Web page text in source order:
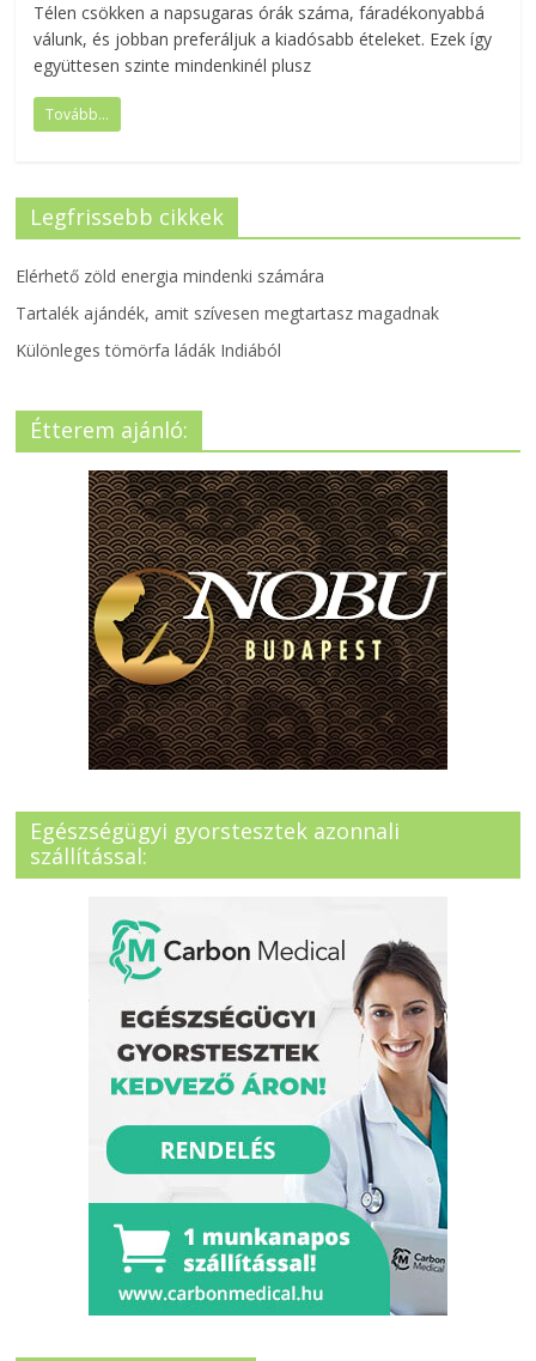
Télen csökken a napsugaras órák száma, fáradékonyabbá
válunk, és jobban preferáljuk a kiadósabb ételeket. Ezek így
együttesen szinte mindenkinél plusz
Tovább...
Legfrissebb cikkek
Elérhető zöld energia mindenki számára
Tartalék ajándék, amit szívesen megtartasz magadnak
Különleges tömörfa ládák Indiából
Étterem ajánló:
Egészségügyi gyorstesztek azonnali
szállítással: